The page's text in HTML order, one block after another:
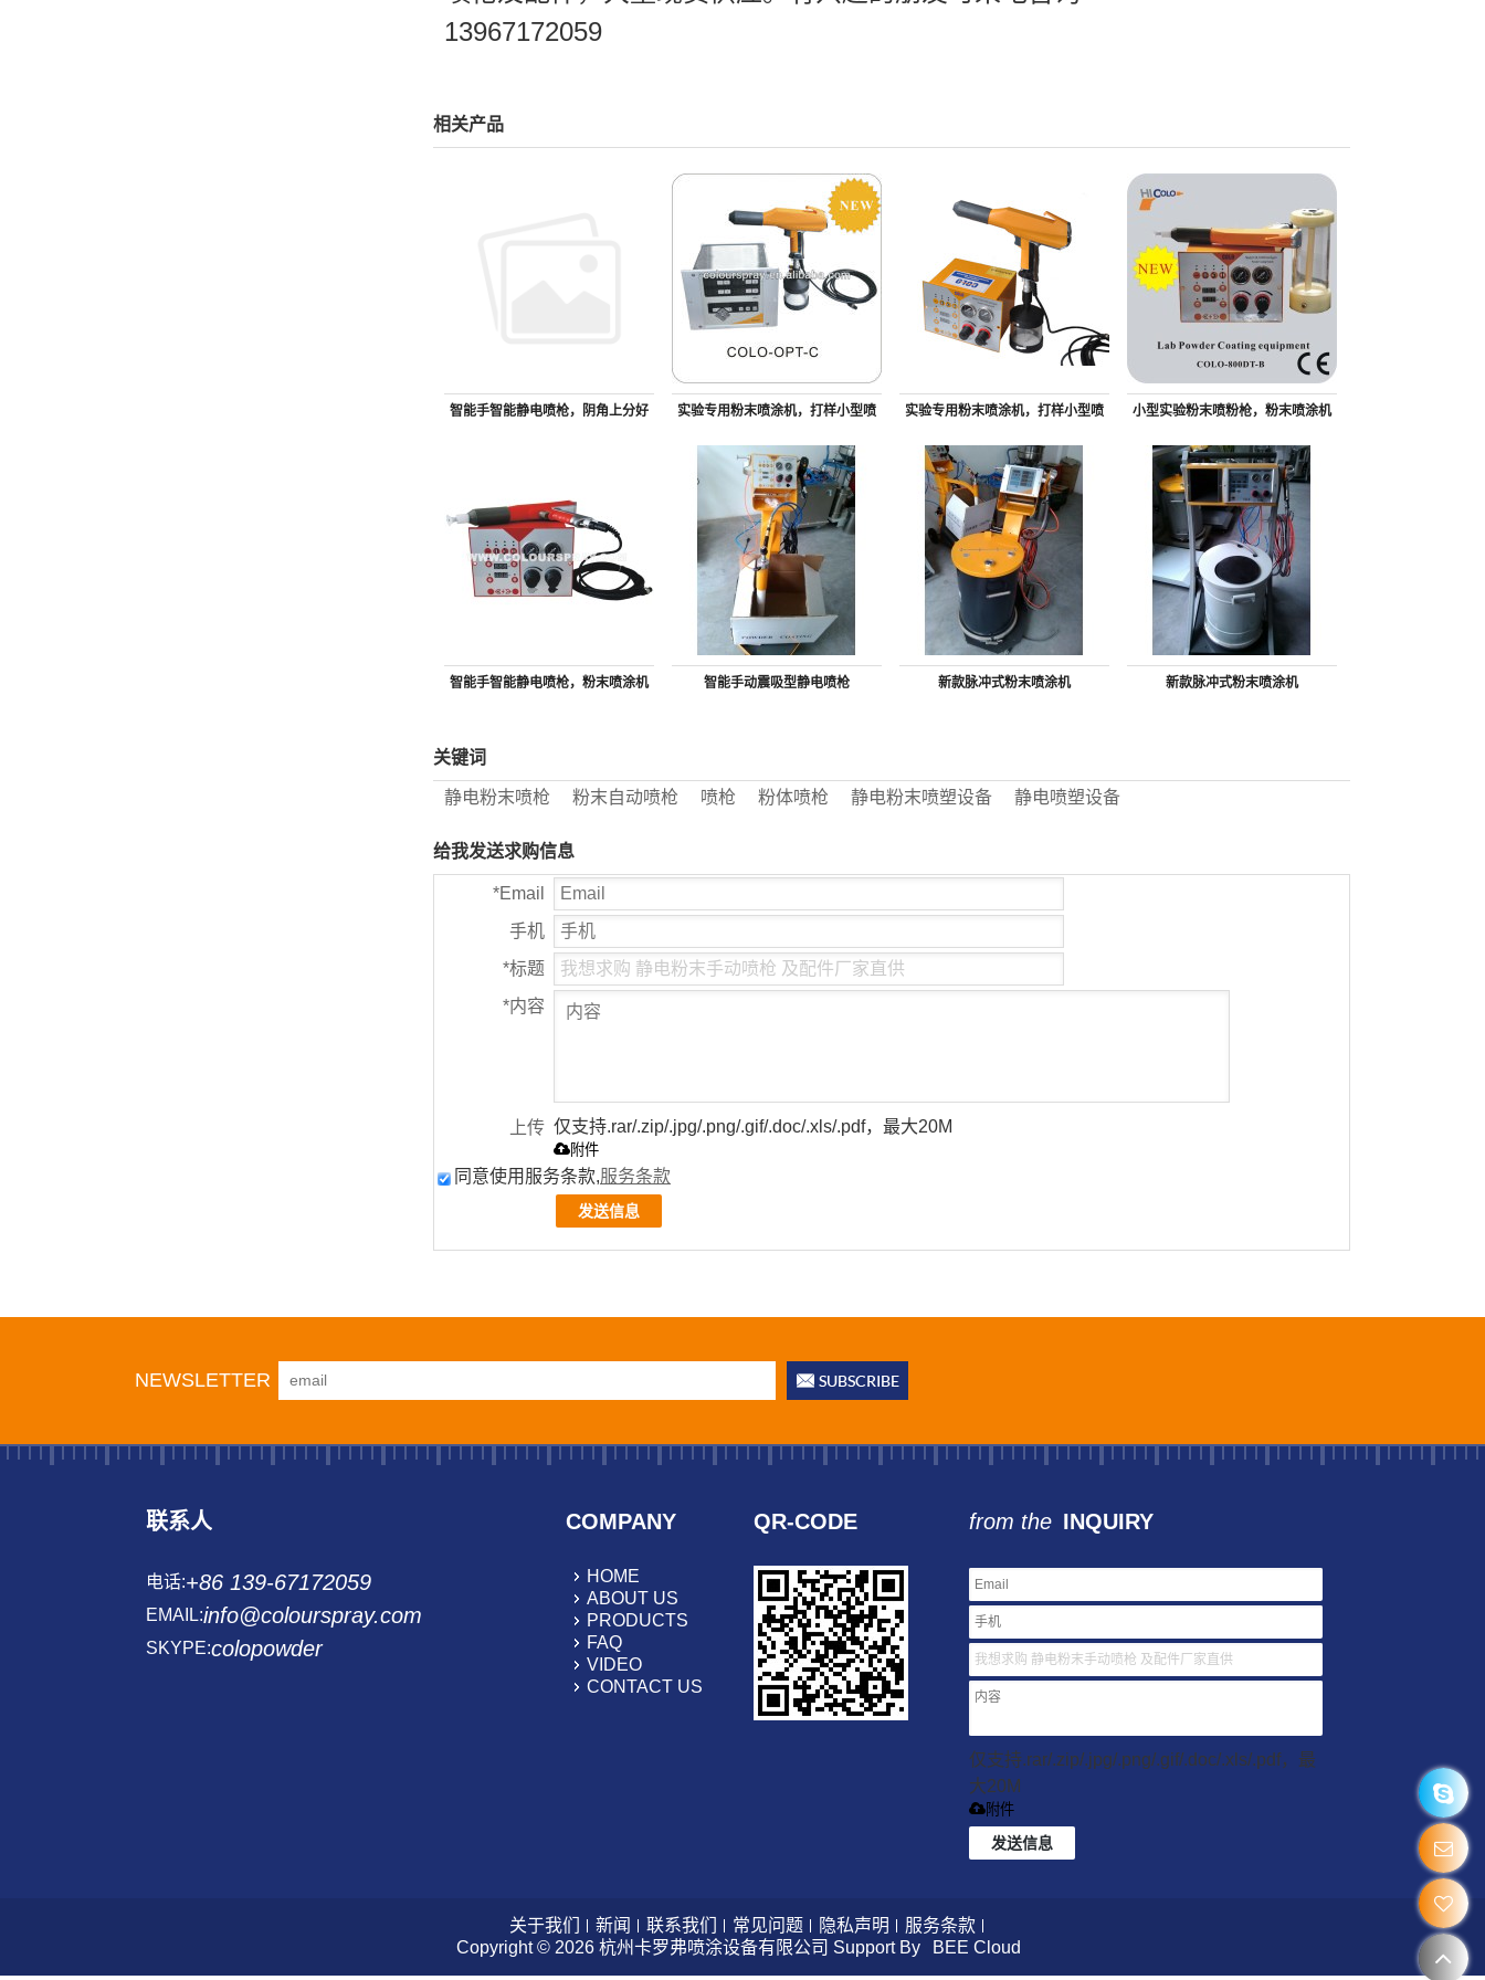
13967172059
相关产品
智能手智能静电喷枪，阴角上分好 实验专用粉末喷涂机，打样小型喷
枪
实验专用粉末喷涂机，打样小型喷
枪
小型实验粉末喷粉枪，粉末喷涂机
批发生产厂家
智能手智能静电喷枪，粉末喷涂机 智能手动震吸型静电喷枪 新款脉冲式粉末喷涂机 新款脉冲式粉末喷涂机
关键词
静电粉末喷枪 粉末自动喷枪 喷枪 粉体喷枪 静电粉末喷塑设备 静电喷塑设备
给我发送求购信息
*Email
手机
*标题
*内容
上传 仅支持.rar/.zip/.jpg/.png/.gif/.doc/.xls/.pdf，最大20M
附件
同意使用服务条款,服务条款
发送信息
NEWSLETTER
联系人
电话:+86 139-67172059
EMAIL:info@colourspray.com
SKYPE:colopowder
COMPANY
HOME
ABOUT US
PRODUCTS
FAQ
VIDEO
CONTACT US
QR-CODE from the INQUIRY
仅支持.rar/.zip/.jpg/.png/.gif/.doc/.xls/.pdf，最
大20M
附件
发送信息
关于我们 新闻 联系我们 常见问题 隐私声明
服务条款
Copyright © 2026 杭州卡罗弗喷涂设备有限公司 Support By BEE Cloud